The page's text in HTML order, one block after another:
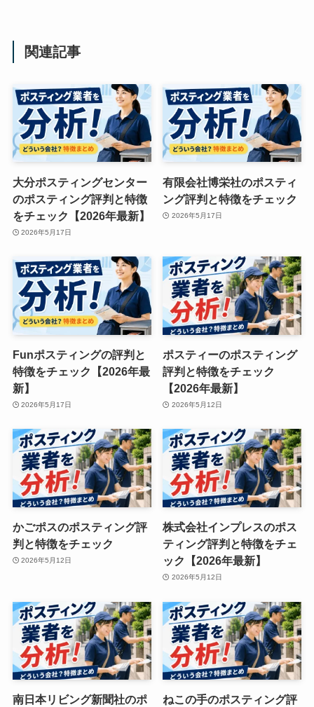
関連記事
大分ポスティングセンター
のポスティング評判と特徴
をチェック【2026年最新】
2026年5月17日
有限会社博栄社のポスティ
ング評判と特徴をチェック
2026年5月17日
Funポスティングの評判と
特徴をチェック【2026年最
新】
2026年5月17日
ポスティーのポスティング
評判と特徴をチェック
【2026年最新】
2026年5月12日
かごポスのポスティング評
判と特徴をチェック
2026年5月12日
株式会社インプレスのポス
ティング評判と特徴をチェ
ック【2026年最新】
2026年5月12日
南日本リビング新聞社のポ
ねこの手のポスティング評